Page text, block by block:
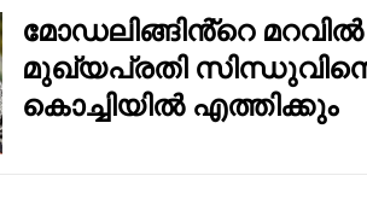
മോഡലിങ്ങിൻ്റെ
മുഖ്യപ്രതി
കൊച്ചിയിൽ എത്തിക്കും